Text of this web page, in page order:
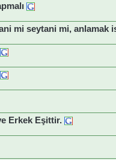
mi seytani mi, anlamak
Erkek Eşittir.